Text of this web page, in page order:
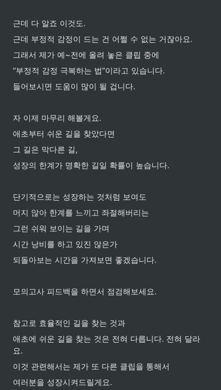
근데 다 알죠 이것도.
근데 부정적 감정이 드는 건 어쩔 수 없는 거잖아요.
그래서 제가 예~전에 올려 놓은 클립 중에
“부정적 감정 극복하는 법”이라고 있습니다.
들어보시면 도움이 많이 될 겁니다.
자 이제 마무리 해볼게요.
애초부터 쉬운 길을 찾았다면
그 길은 막다른 길,
성장의 한계가 명확한 길일 확률이 높습니다.
단기적으로는 성장하는 것처럼 보여도
머지 않아 한계를 느끼고 좌절해버리는
그런 쉬워 보이는 길을 가며
시간 낭비를 하고 있진 않은가
되돌아보는 시간을 가져보면 좋겠습니다.
모의고사 피드백을 하면서 점검해보세요.
참고로 효율적인 길을 찾는 것과
애초에 쉬운 길을 찾는 것은 전혀 다릅니다. 전혀 달라
요.
이것 관련해서는 제가 또 다른 클립을 통해서
여러분을 성장시켜드릴게요.